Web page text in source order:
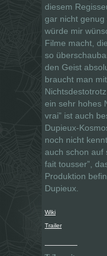
diesem
gar nicht
würde mir
Filme macht,
so
den Geist
braucht man
ein sehr hohes
vrai” ist auch
Dupieux-
noch nicht
auch schon auf
fait tousser”,
Produktion
Dupieux.
Wiki
Trailer